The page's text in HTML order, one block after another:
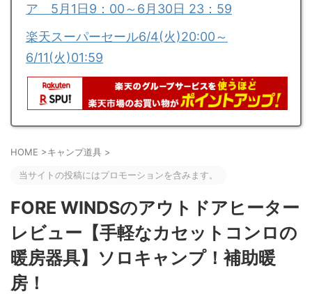
ア 5月1日9：00～6月30日 23：59
楽天スーパーセール6/4(火)20:00～
6/11(火)01:59
HOME >キャンプ道具 >
当サイトの投稿にはプロモーションを含みます。
FORE WINDSのアウトドアヒーター
レビュー【手軽なカセットコンロの
暖房器具】ソロキャンプ！補助暖
房！